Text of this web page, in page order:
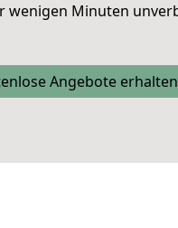
wenigen Minuten
Angebote erhalten